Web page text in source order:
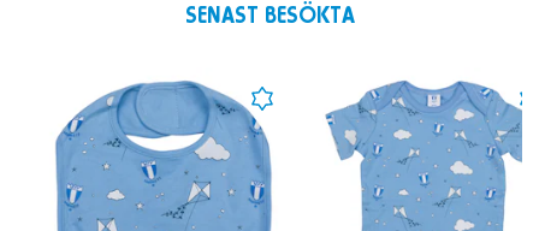
SENAST BESÖKTA